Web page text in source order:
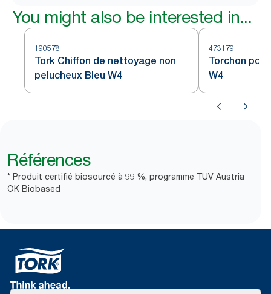
You might also be interested in...
190578
Tork Chiffon de nettoyage non
pelucheux Bleu W4
473179
Torchon
W4
Références
* Produit certifié biosourcé à 99 %, programme TUV Austria
OK Biobased